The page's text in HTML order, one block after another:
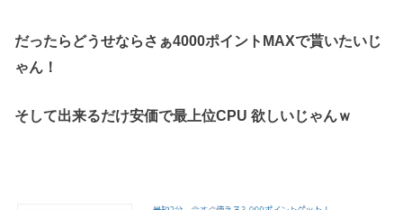
だったらどうせならさぁ4000ポイントMAXで貰いたいじ
ゃん！
そして出来るだけ安価で最上位CPU 欲しいじゃんｗ